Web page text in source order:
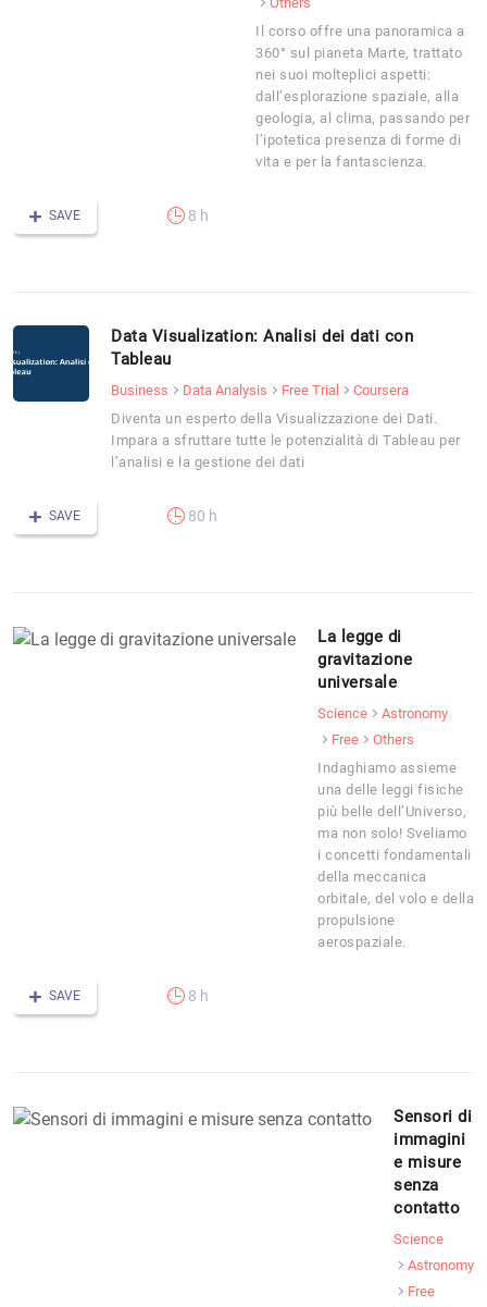
Il corso offre una panoramica a
360° sul pianeta Marte, trattato
nei suoi molteplici aspetti:
dall’esplorazione spaziale, alla
geologia, al clima, passando per
l’ipotetica presenza di forme di
vita e per la fantascienza.
SAVE 8 h
Data Visualization: Analisi dei dati con
Tableau
Business Data Analysis Free Trial
Coursera
Diventa un esperto della Visualizzazione dei Dati.
Impara a sfruttare tutte le potenzialità di Tableau per
l’analisi e la gestione dei dati
SAVE 80 h
La legge di
gravitazione
universale
Science
Astronomy
Free
Others
Indaghiamo assieme
una delle leggi fisiche
più belle dell’Universo,
ma non solo! Sveliamo
i concetti fondamentali
della meccanica
orbitale, del volo e della
propulsione
aerospaziale.
SAVE 8 h
Sensori di
immagini
e misure
senza
contatto
Science
Astronomy
Free